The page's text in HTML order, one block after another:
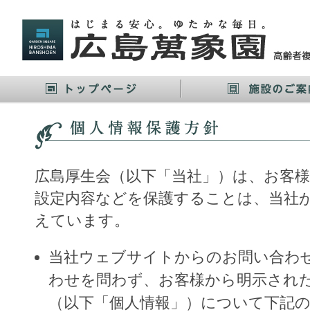
広島厚生会（以下「当社」）は、お客
設定内容などを保護することは、当社
えています。
当社ウェブサイトからのお問い合わ
わせを問わず、お客様から明示され
（以下「個人情報」）について下